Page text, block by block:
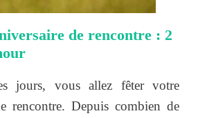
de rencontre : 2
jours, vous allez fêter votre
rencontre. Depuis combien de